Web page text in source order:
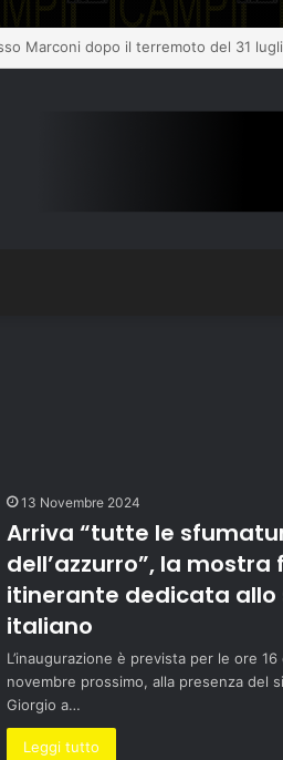
13 Novembre 2024
Arriva “tutte le
dell’azzurro”, la
itinerante dedicata allo
italiano
L’inaugurazione è prevista per le ore
novembre prossimo, alla presenza del
Giorgio a…
Leggi tutto